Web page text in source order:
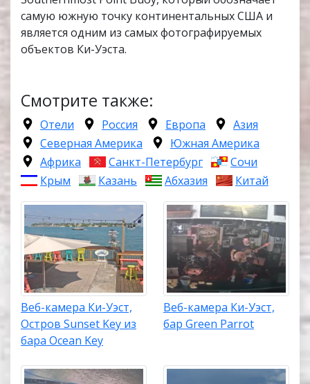
самую южную точку континентальных США и
является одним из самых фотографируемых
объектов Ки-Уэста.
Смотрите также:
Отели Россия Европа
Азия
Северная Америка
Южная Америка
Африка
Санкт-Петербург
Сочи
Крым
Казань Абхазия Китай
Веб-камера Ки-Уэст,
Остров Sunset Key из
бара Ocean Key
Веб-камера Ки-Уэст,
бар Green Parrot